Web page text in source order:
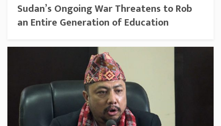
Sudan’s Ongoing War Threatens to Rob
an Entire Generation of Education